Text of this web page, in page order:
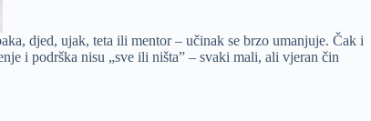
djed, ujak, teta ili mentor – učinak se brzo umanjuje. Čak i
i podrška nisu „sve ili ništa” – svaki mali, ali vjeran čin